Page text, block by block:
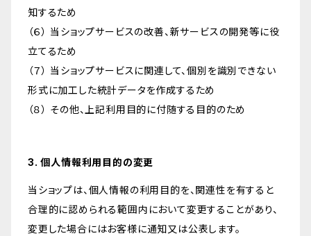
知するため
（６） 当ショップサービスの改善、新サービスの開発等に役
立てるため
（７） 当ショップサービスに関連して、個別を識別できない
形式に加工した統計データを作成するため
（８） その他、上記利用目的に付随する目的のため
3. 個人情報利用目的の変更
当ショップは、個人情報の利用目的を、関連性を有すると
合理的に認められる範囲内において変更することがあり、
変更した場合にはお客様に通知又は公表します。